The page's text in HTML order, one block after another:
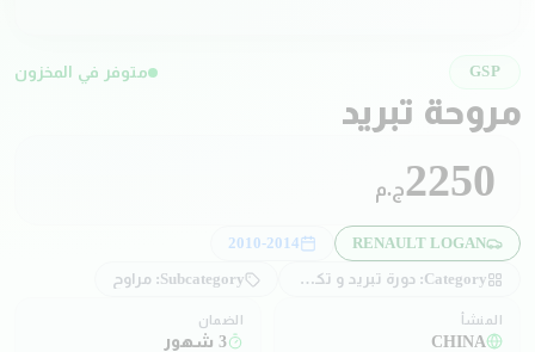
GSP متوفر في المخزون
مروحة تبريد
2250ج.م
RENAULT LOGAN
2010-2014
Category: دورة تبريد و تكييف Subcategory: مراوح
المنشأ
CHINA
الضمان
3 شهور